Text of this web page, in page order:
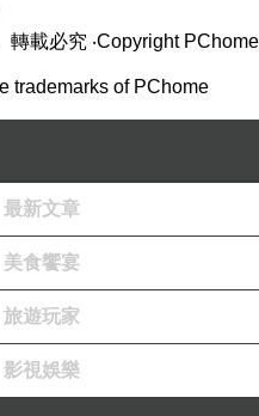
轉載必究 ‧Copyright PChome
trademarks of PChome
最新文章
美食饗宴
旅遊玩家
影視娛樂